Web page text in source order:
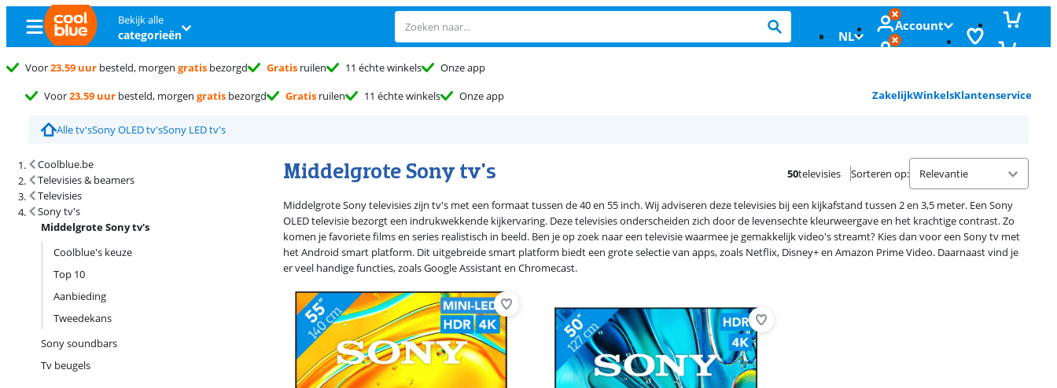
Bekijk alle
categorieën NL
Account
Voor23.59 uur besteld, morgen gratis bezorgd Gratis ruilen 11 échte winkels
Onze app
Voor23.59 uur besteld, morgen gratis bezorgd Gratis ruilen 11 échte winkels Onze app ZakelijkWinkelsKlantenservice
Alle tv'sSony OLED tv'sSony LED tv's
Coolblue.be
Televisies & beamers
Televisies
Sony tv's
Middelgrote Sony tv's
Coolblue's keuze
Top 10
Aanbieding
Tweedekans
Sony soundbars
Tv beugels
Middelgrote Sony tv's
Zoekresultaten en sortering
50televisies Sorteren op:
Middelgrote Sony televisies zijn tv's met een formaat tussen de 40 en 55 inch. Wij adviseren deze televisies bij een kijkafstand tussen 2 en 3,5 meter. Een Sony
OLED televisie bezorgt een indrukwekkende kijkervaring. Deze televisies onderscheiden zich door de levensechte kleurweergave en het krachtige contrast. Zo
komen je favoriete films en series realistisch in beeld. Ben je op zoek naar een televisie waarmee je gemakkelijk video's streamt? Kies dan voor een Sony tv met
het Android smart platform. Dit uitgebreide smart platform biedt een grote selectie van apps, zoals Netflix, Disney+ en Amazon Prime Video. Daarnaast vind je
er veel handige functies, zoals Google Assistant en Chromecast.